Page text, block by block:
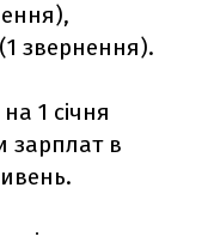
звернення).
1 січня
зарплат в